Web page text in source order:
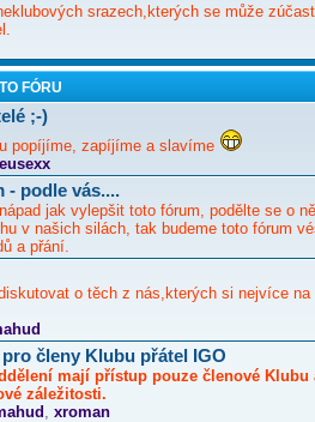
srazech,kterých se může
FÓRU
;-)
popíjíme, zapíjíme a slavíme
- podle vás....
jak vylepšit toto fórum, podělte se o
v našich silách, tak budeme toto fórum
a přání.
o těch z nás,kterých si nejvíce na
členy Klubu přátel IGO
mají přístup pouze členové Klubu
záležitosti.
xroman